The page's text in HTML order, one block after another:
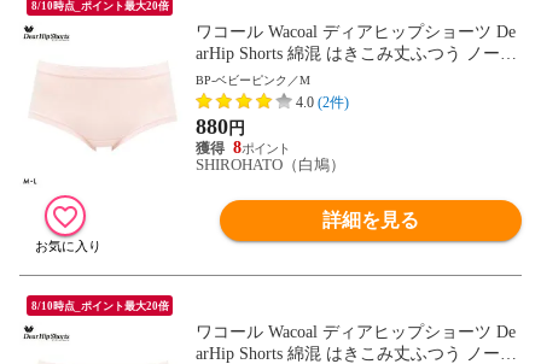
8/10時点_ポイント最大20倍
ワコール Wacoal ディアヒップショーツ De
arHip Shorts 綿混 はきこみ丈ふつう ノーマ
ルショーツ ML
BP-ベビーピンク／M
4.0 (2件)
880円
8
SHIROHATO（白鳩）
詳細を見る
8/10時点_ポイント最大20倍
ワコール Wacoal ディアヒップショーツ De
arHip Shorts 綿混 はきこみ丈ふつう ノーマ